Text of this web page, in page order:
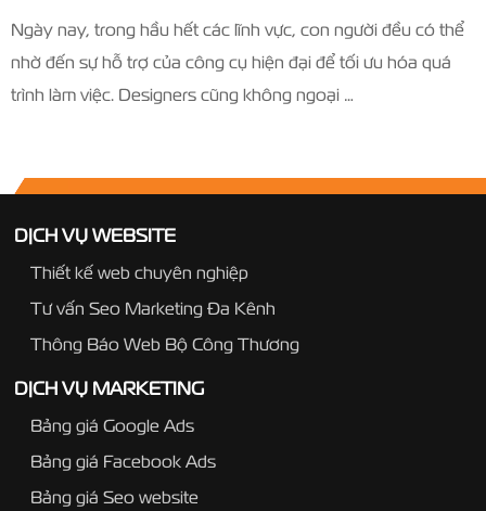
Ngày nay, trong hầu hết các lĩnh vực, con người đều có thể
nhờ đến sự hỗ trợ của công cụ hiện đại để tối ưu hóa quá
trình làm việc. Designers cũng không ngoại …
DỊCH VỤ WEBSITE
Thiết kế web chuyên nghiệp
Tư vấn Seo Marketing Đa Kênh
Thông Báo Web Bộ Công Thương
DỊCH VỤ MARKETING
Bảng giá Google Ads
Bảng giá Facebook Ads
Bảng giá Seo website